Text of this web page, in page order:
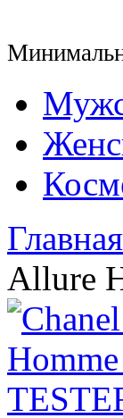
Главная
Allure